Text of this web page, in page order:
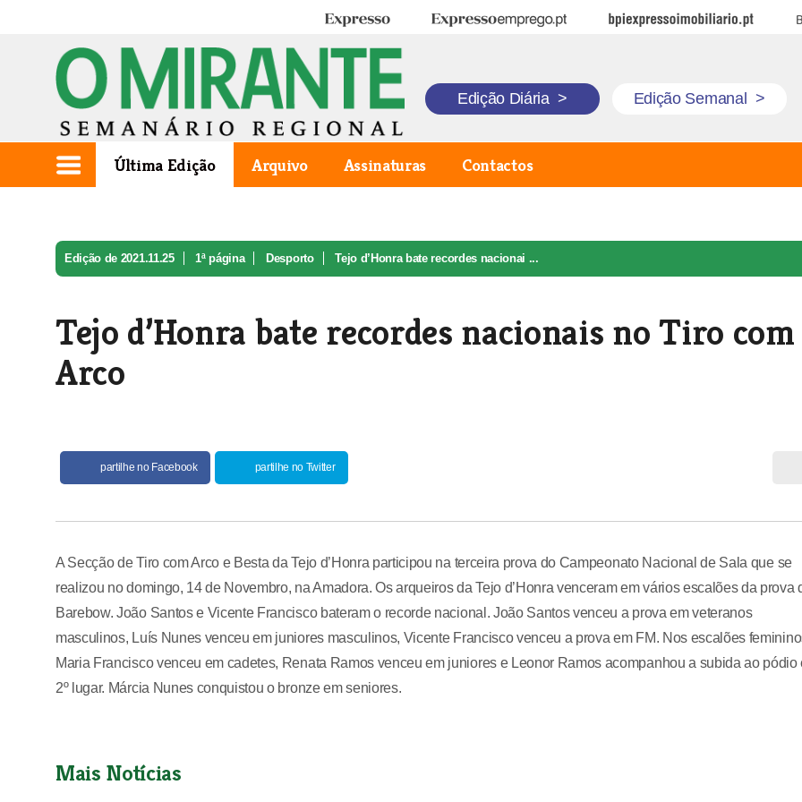
Expresso Expresso Emprego BPI Expresso Imobiliário
Edição Diária > Edição Semanal >
Última Edição Arquivo Assinaturas Contactos
Edição de 2021.11.25 1ª página Desporto Tejo d’Honra bate recordes nacionai ...
Tejo d’Honra bate recordes nacionais no Tiro com
Arco
partilhe no Facebook partilhe no Twitter
A Secção de Tiro com Arco e Besta da Tejo d’Honra participou na terceira prova do Campeonato Nacional de Sala que se
realizou no domingo, 14 de Novembro, na Amadora. Os arqueiros da Tejo d’Honra venceram em vários escalões da prova
Barebow. João Santos e Vicente Francisco bateram o recorde nacional. João Santos venceu a prova em veteranos
masculinos, Luís Nunes venceu em juniores masculinos, Vicente Francisco venceu a prova em FM. Nos escalões
Maria Francisco venceu em cadetes, Renata Ramos venceu em juniores e Leonor Ramos acompanhou a subida ao pódio
2º lugar. Márcia Nunes conquistou o bronze em seniores.
Mais Notícias